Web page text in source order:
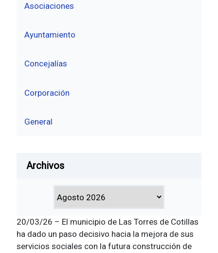
Asociaciones
Ayuntamiento
Concejalías
Corporación
General
Archivos
20/03/26 – El municipio de Las Torres de Cotillas
ha dado un paso decisivo hacia la mejora de sus
servicios sociales con la futura construcción de